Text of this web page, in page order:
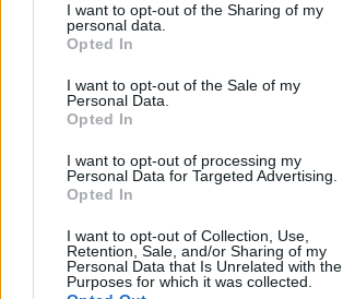
not limited to your visit or usage behaviour.
grant or deny consent to Google and its
use your data for below specified purposes
consent section.
I want to opt-out of the Sharing of my
personal data.
Opted In
I want to opt-out of the Sale of my
Personal Data.
Opted In
I want to opt-out of processing my
Personal Data for Targeted Advertising.
Opted In
I want to opt-out of Collection, Use,
Retention, Sale, and/or Sharing of my
Personal Data that Is Unrelated with the
Purposes for which it was collected.